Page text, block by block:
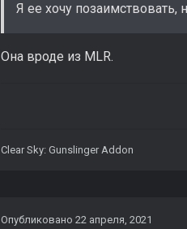
Я ее хочу позаимствовать,
Она вроде из MLR.
Clear Sky: Gunslinger Addon
Опубликовано 22 апреля, 2021